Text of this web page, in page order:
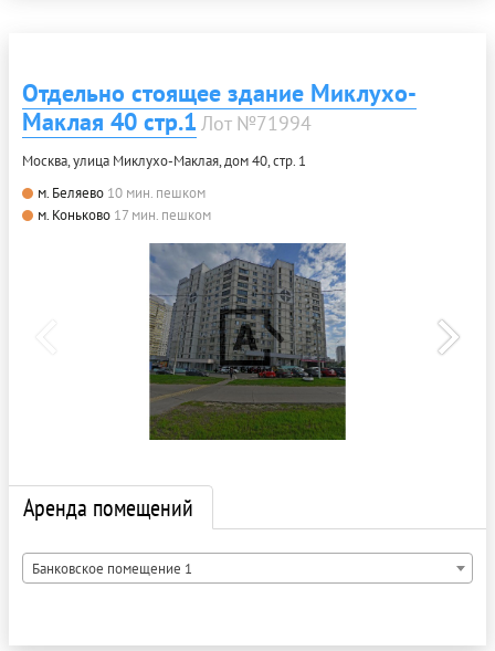
Отдельно стоящее здание Миклухо-
Маклая 40 стр.1 Лот №71994
Москва, улица Миклухо-Маклая, дом 40, стр. 1
м. Беляево 10 мин. пешком
м. Коньково 17 мин. пешком
Аренда помещений
Банковское помещение 1